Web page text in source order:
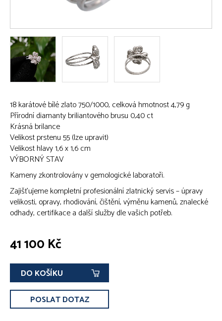
18 karátové bílé zlato 750/1000, celková hmotnost 4,79 g
Přírodní diamanty briliantového brusu 0,40 ct
Krásná brilance
Velikost prstenu 55 (lze upravit)
Velikost hlavy 1,6 x 1,6 cm
VÝBORNÝ STAV
Kameny zkontrolovány v gemologické laboratoři.
Zajišťujeme kompletní profesionální zlatnický servis – úpravy
velikosti, opravy, rhodiování, čištění, výměnu kamenů, znalecké
odhady, certifikace a další služby dle vašich potřeb.
41 100 Kč
DO KOŠÍKU
POSLAT DOTAZ